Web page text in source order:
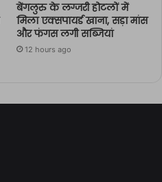
बेंगलुरु के लग्जरी होटलों में
मिला एक्सपायर्ड खाना, सड़ा मांस
और फंगस लगी सब्जियां
12 hours ago